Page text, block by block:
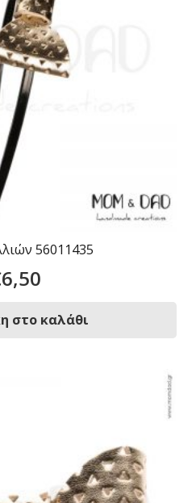
56011435
6,50
στο καλάθι